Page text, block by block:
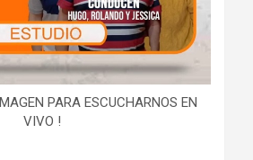
PARA ESCUCHARNOS EN
VIVO !